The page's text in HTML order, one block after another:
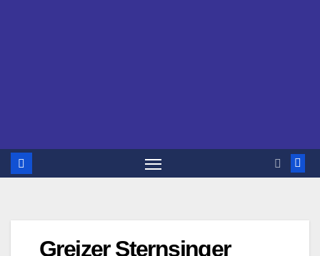
Greizer Sternsinger